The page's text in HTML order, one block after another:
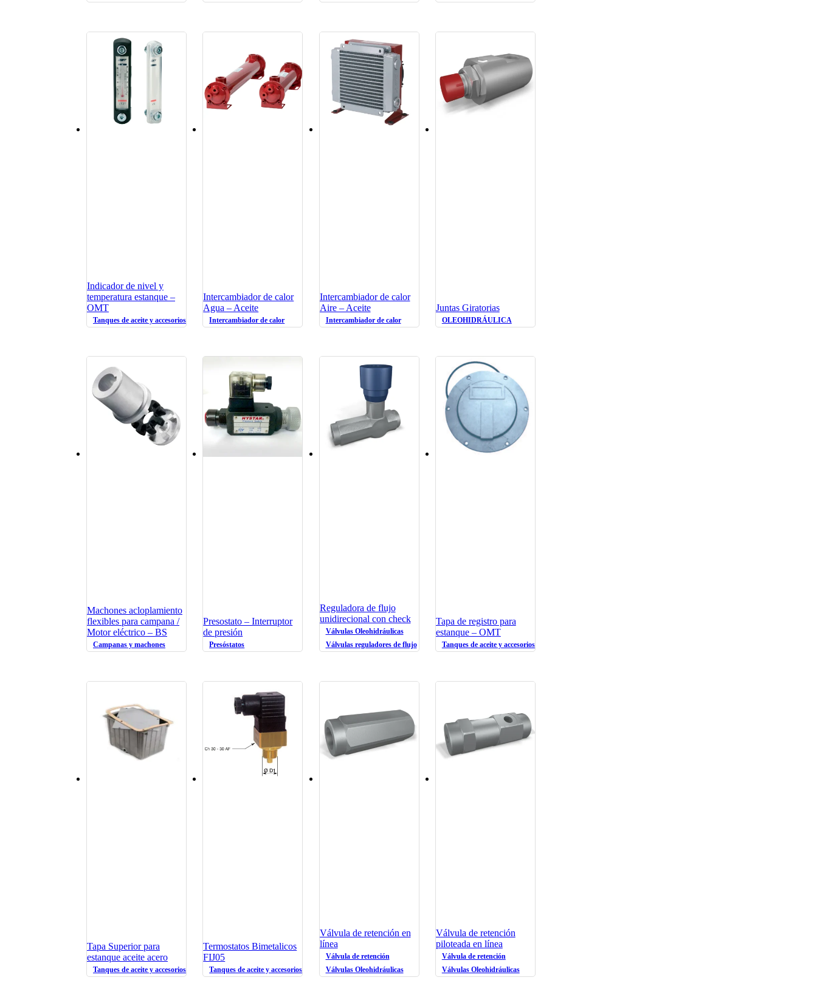
Indicador de nivel y
temperatura estanque –
OMT
Tanques de aceite y accesorios oleohidráulicos
Intercambiador de calor
Agua – Aceite
Intercambiador de calor
Intercambiador de calor
Aire – Aceite
Intercambiador de calor
Juntas Giratorias
OLEOHIDRÁULICA
Machones acloplamiento
flexibles para campana /
Motor eléctrico – BS
Campanas y machones
Presostato – Interruptor
de presión
Presóstatos
Reguladora de flujo
unidirecional con check
Válvulas Oleohidráulicas
Válvulas reguladores de flujo
Tapa de registro para
estanque – OMT
Tanques de aceite y accesorios oleohidráulicos
Tapa Superior para
estanque aceite acero
Tanques de aceite y accesorios oleohidráulicos
Termostatos Bimetalicos
FIJ05
Tanques de aceite y accesorios oleohidráulicos
Válvula de retención en
línea
Válvula de retención
Válvulas Oleohidráulicas
Válvula de retención
piloteada en línea
Válvula de retención
Válvulas Oleohidráulicas